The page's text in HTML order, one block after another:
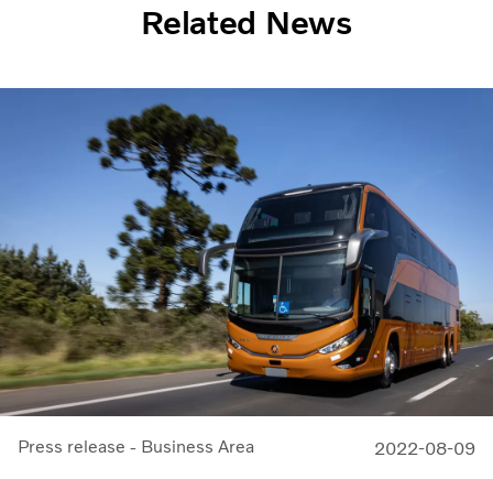
Related News
Press release - Business Area 2022-08-09